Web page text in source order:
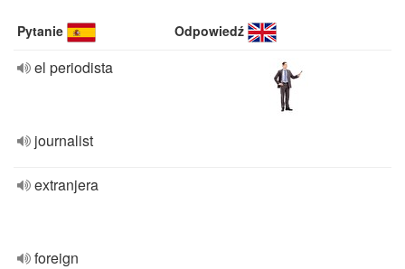
Pytanie Odpowiedź
el periodista
journalist
extranjera
foreign